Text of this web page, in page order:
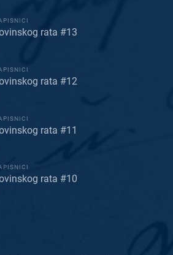
rata #13
rata #12
rata #11
rata #10